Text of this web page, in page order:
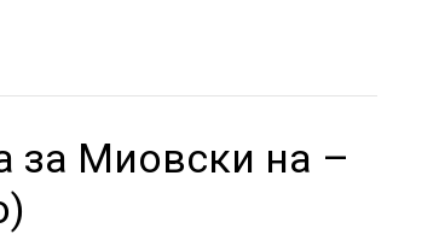
за Миовски на –